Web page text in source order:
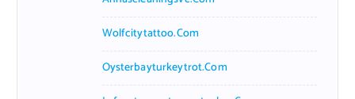
Wolfcitytattoo.com
Oysterbayturkeytrot.com